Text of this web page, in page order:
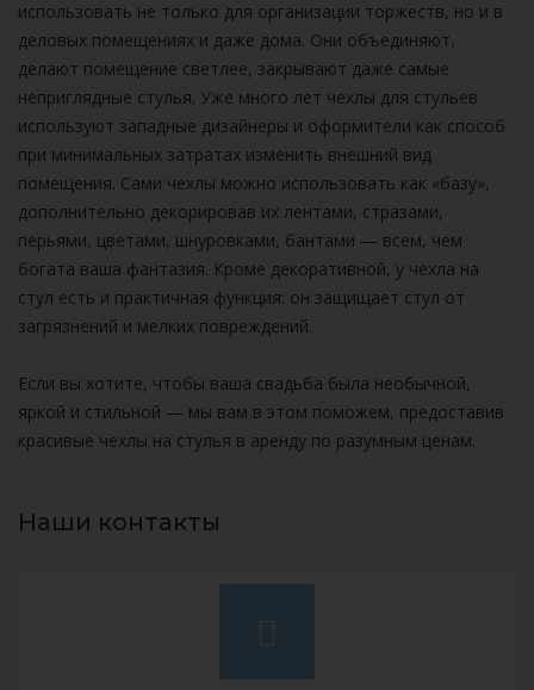
использовать не только для организации торжеств, но и в
деловых помещениях и даже дома. Они объединяют,
делают помещение светлее, закрывают даже самые
неприглядные стулья. Уже много лет чехлы для стульев
используют западные дизайнеры и оформители как способ
при минимальных затратах изменить внешний вид
помещения. Сами чехлы можно использовать как «базу»,
дополнительно декорировав их лентами, стразами,
перьями, цветами, шнуровками, бантами — всем, чем
богата ваша фантазия. Кроме декоративной, у чехла на
стул есть и практичная функция: он защищает стул от
загрязнений и мелких повреждений.
Если вы хотите, чтобы ваша свадьба была необычной,
яркой и стильной — мы вам в этом поможем, предоставив
красивые чехлы на стулья в аренду по разумным ценам.
Наши контакты